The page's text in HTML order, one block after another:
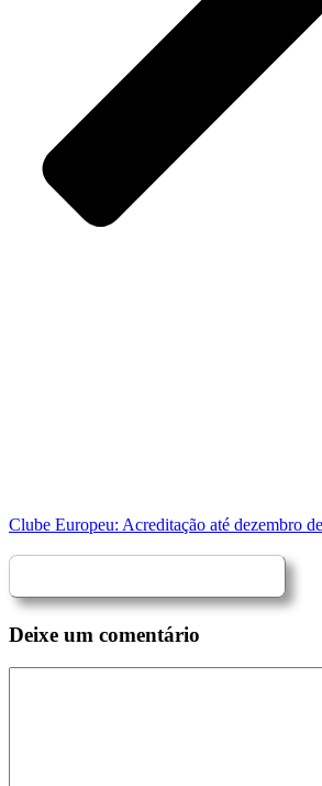
Clube Europeu: Acreditação até dezembro
Deixe um comentário